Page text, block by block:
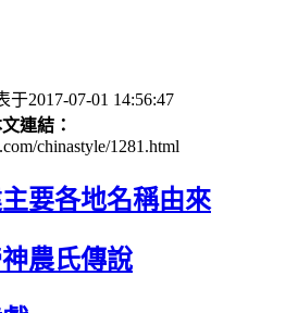
于2017-07-01 14:56:47
連結：
chinastyle/1281.html
要各地名稱由來
農氏傳說